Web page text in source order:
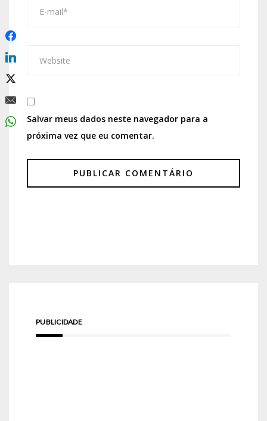
Salvar meus dados neste navegador para a
próxima vez que eu comentar.
PUBLICIDADE